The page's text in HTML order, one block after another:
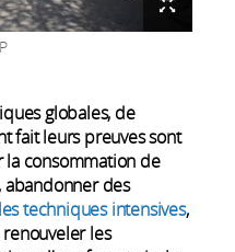
globales, de
fait leurs preuves sont
la consommation de
abandonner des
techniques intensives,
les